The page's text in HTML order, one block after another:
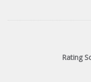
Rating